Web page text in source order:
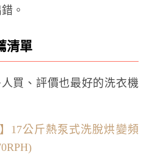
。
清單
買、評價也最好的洗衣機
】17公斤熱泵式洗脫烘變頻